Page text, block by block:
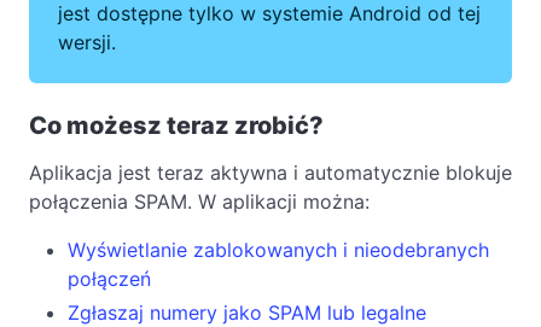
jest dostępne tylko w systemie Android od tej
wersji.
Co możesz teraz zrobić?
Aplikacja jest teraz aktywna i automatycznie blokuje
połączenia SPAM. W aplikacji można:
Wyświetlanie zablokowanych i nieodebranych
połączeń
Zgłaszaj numery jako SPAM lub legalne